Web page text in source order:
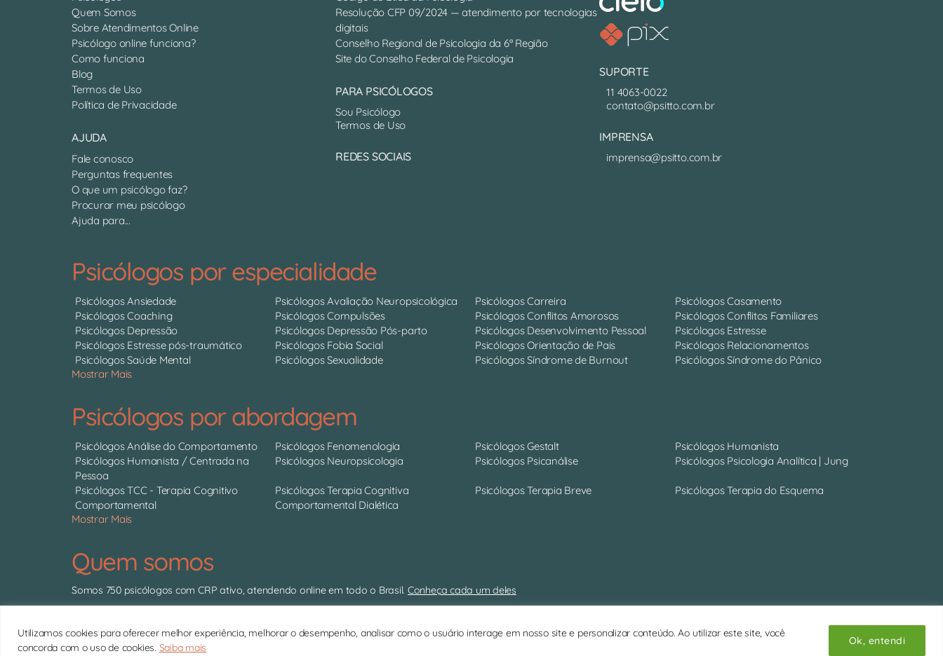
Utilizamos cookies para oferecer melhor experiência, melhorar o desempenho, analisar como o usuário interage em nosso site e personalizar conteúdo. Ao utilizar este site, você
concorda com o uso de cookies. Saiba mais
Ok, entendi
Quem Somos
Sobre Atendimentos Online
Psicólogo online funciona?
Como funciona
Blog
Termos de Uso
Política de Privacidade
AJUDA
Fale conosco
Perguntas frequentes
O que um psicólogo faz?
Procurar meu psicólogo
Ajuda para...
Resolução CFP 09/2024 — atendimento por tecnologias
digitais
Conselho Regional de Psicologia da 6ª Região
Site do Conselho Federal de Psicologia
PARA PSICÓLOGOS
Sou Psicólogo
Termos de Uso
REDES SOCIAIS
SUPORTE
11 4063-0022
contato@psitto.com.br
IMPRENSA
imprensa@psitto.com.br
Psicólogos por especialidade
Psicólogos Ansiedade Psicólogos Avaliação Neuropsicológica Psicólogos Carreira
Psicólogos Casamento
Psicólogos Coaching
Psicólogos Compulsões Psicólogos Conflitos Amorosos
Psicólogos Conflitos Familiares
Psicólogos Depressão
Psicólogos Depressão Pós-parto Psicólogos Desenvolvimento Pessoal
Psicólogos Estresse
Psicólogos Estresse pós-traumático
Psicólogos Fobia Social Psicólogos Orientação de Pais
Psicólogos Relacionamentos
Psicólogos Saúde Mental
Psicólogos Sexualidade Psicólogos Síndrome de Burnout
Psicólogos Síndrome do Pânico
Mostrar Mais
Psicólogos por abordagem
Psicólogos Análise do Comportamento Psicólogos Fenomenologia Psicólogos Gestalt
Psicólogos Humanista
Psicólogos Humanista / Centrada na
Pessoa
Psicólogos Neuropsicologia Psicólogos Psicanálise Psicólogos Psicologia Analítica | Jung
Psicólogos TCC - Terapia Cognitivo
Comportamental
Psicólogos Terapia Cognitiva
Comportamental Dialética
Psicólogos Terapia Breve Psicólogos Terapia do Esquema
Mostrar Mais
Quem somos
Somos 750 psicólogos com CRP ativo, atendendo online em todo o Brasil. Conheça cada um deles
Copyright © 2026 Psitto